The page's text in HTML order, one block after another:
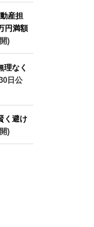
産担
円満額
)
理なく
日公
く避け
)